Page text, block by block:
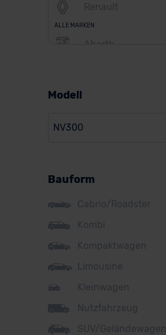
Renault
ALLE MARKEN
Abarth
Citroen
Cupra
DS
Dacia
Fiat
Ford
Honda
Modell
NV300
Bauform
Cabrio/Roadster
Kombi
Kompaktwagen
Limousine
Kleinwagen
Nutzfahrzeug
SUV/Geländewagen